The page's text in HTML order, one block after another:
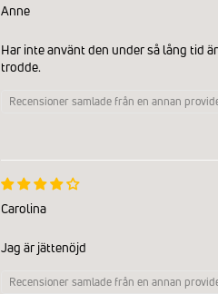
Anne
Har inte använt den under så lång tid
trodde.
Recensioner samlade från en annan
Carolina
Jag är jättenöjd
Recensioner samlade från en annan